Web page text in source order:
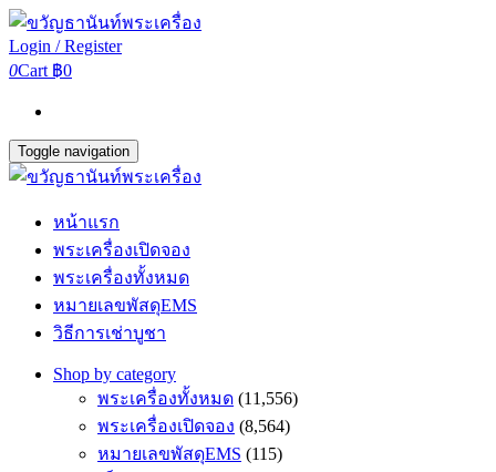
Login / Register
0Cart ฿0
Toggle navigation
หน้าแรก
พระเครื่องเปิดจอง
พระเครื่องทั้งหมด
หมายเลขพัสดุEMS
วิธีการเช่าบูชา
Shop by category
พระเครื่องทั้งหมด (11,556)
พระเครื่องเปิดจอง (8,564)
หมายเลขพัสดุEMS (115)